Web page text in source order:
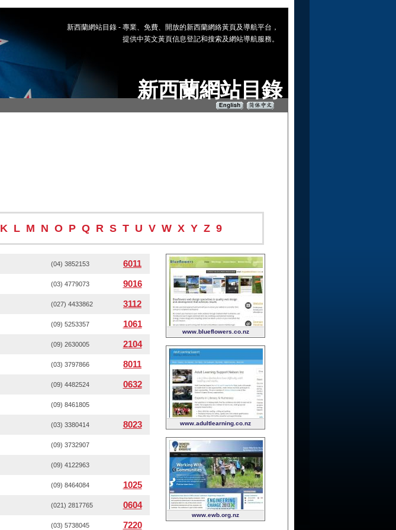
新西蘭網站目錄
新西蘭網站目錄 - 專業、免費、開放的新西蘭網絡黃頁及導航平台，
提供中英文黃頁信息登記和搜索及網站導航服務。
K L M N O P Q R S T U V W X Y Z 9
www.blueflowers.co.nz
www.adultlearning.co.nz
www.ewb.org.nz
(04) 3852153
6011
(03) 4779073
9016
(027) 4433862
3112
(09) 5253357
1061
(09) 2630005
2104
(03) 3797866
8011
(09) 4482524
0632
(09) 8461805
(03) 3380414
8023
(09) 3732907
(09) 4122963
(09) 8464084
1025
(021) 2817765
0604
(03) 5738045 7220